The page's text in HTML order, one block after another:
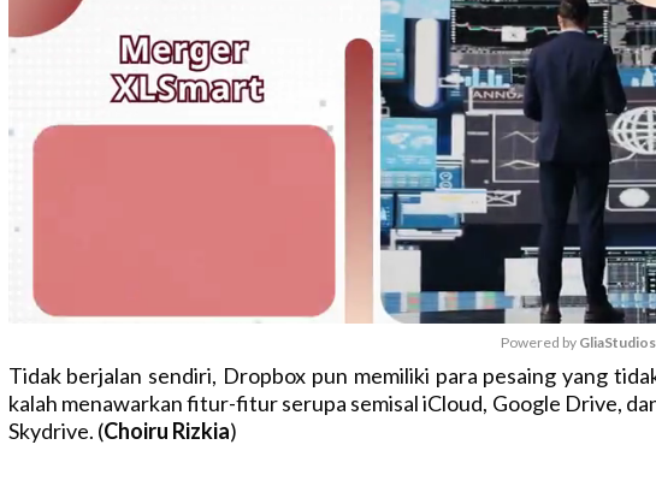
M
Powered by GliaStudios
Tidak berjalan sendiri, Dropbox pun memiliki para pesaing yang
kalah menawarkan fitur-fitur serupa semisal iCloud, Google Drive,
Skydrive. (Choiru Rizkia)